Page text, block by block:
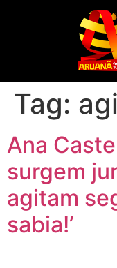
Tag:
Ana
surgem
agitam
sabia!’